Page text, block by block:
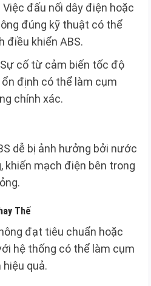
Việc đấu nối dây điện hoặc
đúng kỹ thuật có thể
điều khiển ABS.
Sự cố từ cảm biến tốc độ
định có thể làm cụm
chính xác.
dễ bị ảnh hưởng bởi nước
khiến mạch điện bên trong
Thế
đạt tiêu chuẩn hoặc
hệ thống có thể làm cụm
quả.